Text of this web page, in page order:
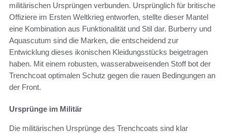
militärischen Ursprüngen verbunden. Ursprünglich für britische
Offiziere im Ersten Weltkrieg entworfen, stellte dieser Mantel
eine Kombination aus Funktionalität und Stil dar. Burberry und
Aquascutum sind die Marken, die entscheidend zur
Entwicklung dieses ikonischen Kleidungsstücks beigetragen
haben. Mit einem robusten, wasserabweisenden Stoff bot der
Trenchcoat optimalen Schutz gegen die rauen Bedingungen an
der Front.
Ursprünge im Militär
Die militärischen Ursprünge des Trenchcoats sind klar